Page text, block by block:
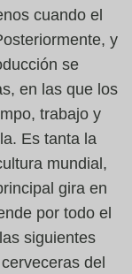
cuando el
y
se
en las que los
trabajo y
Es tanta la
mundial,
gira en
por todo el
siguientes
del